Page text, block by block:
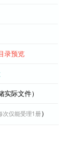
录预览
际文件）
次仅能受理1册）